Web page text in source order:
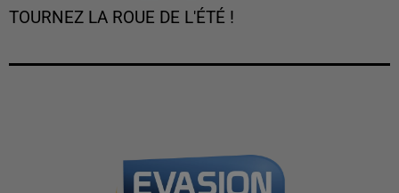
TOURNEZ LA ROUE DE L'ÉTÉ !